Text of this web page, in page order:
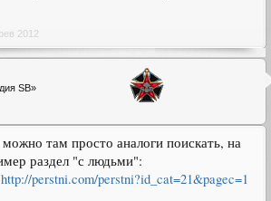
2012
SB»
там просто аналоги поискать, на
раздел "с людьми":
http://perstni.com/perstni?id_cat=21&pagec=1